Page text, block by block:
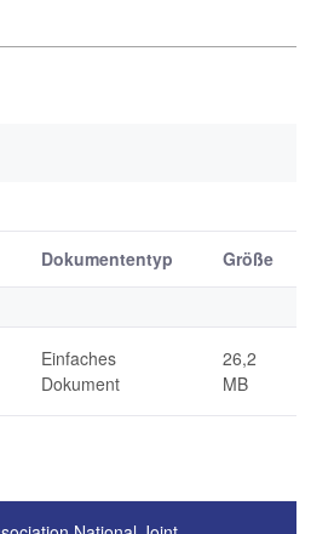
Dokumententyp Größe
Einfaches
Dokument
26,2
MB